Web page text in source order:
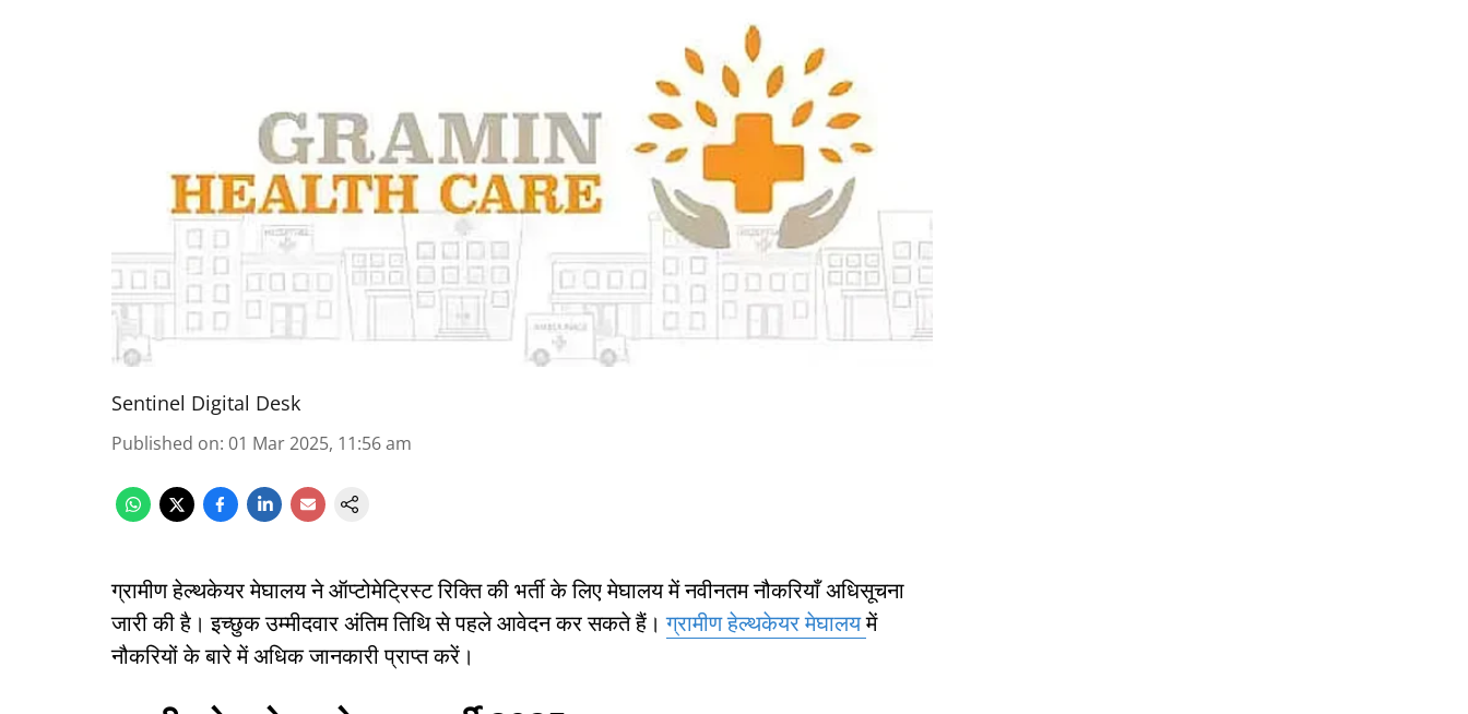
Sentinel Digital Desk
Published on: 01 Mar 2025, 11:56 am
ग्रामीण हेल्थकेयर मेघालय ने ऑप्टोमेट्रिस्टरिक्ति की भर्ती के लिए मेघालय में नवीनतम नौकरियाँ अधिसूचना
जारी की है। इच्छुक उम्मीदवार अंतिम तिथि से पहले आवेदन कर सकते हैं।ग्रामीण हेल्थकेयर मेघालयमें
नौकरियों के बारे में अधिक जानकारी प्राप्त करें।